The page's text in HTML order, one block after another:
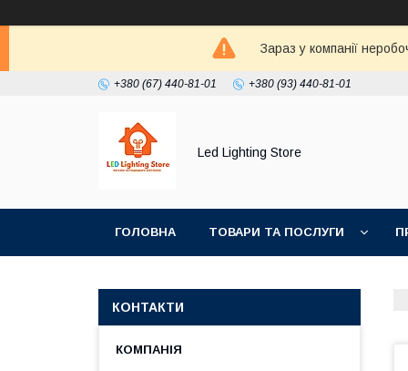
Зараз у компанії
+380 (67) 440-81-01 +380 (93) 440-81-01
Led Lighting Store
ГОЛОВНА ТОВАРИ ТА ПОСЛУГИ
КОНТАКТИ